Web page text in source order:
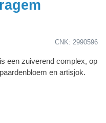
CNK: 2990596
een zuiverend complex, op
en artisjok.